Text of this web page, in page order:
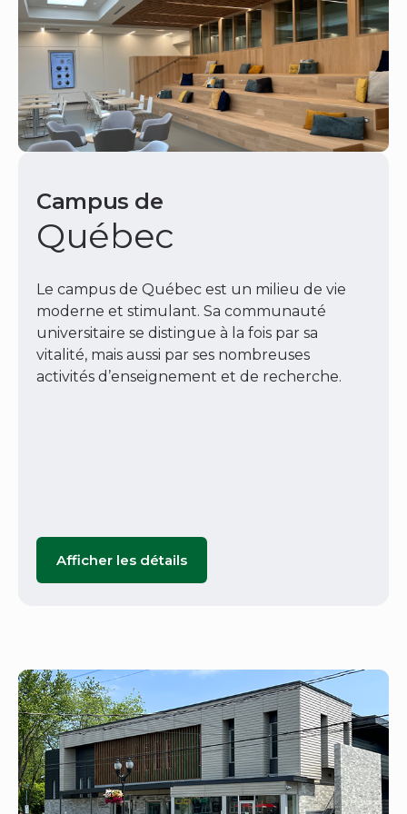
Campus de
Québec
Le campus de Québec est un milieu de vie
moderne et stimulant. Sa communauté
universitaire se distingue à la fois par sa
vitalité, mais aussi par ses nombreuses
activités d’enseignement et de recherche.
Afficher les détails